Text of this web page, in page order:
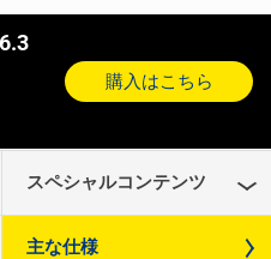
購入はこちら
スペシャルコンテンツ
主な仕様